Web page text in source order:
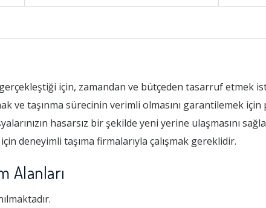
için, zamandan ve bütçeden tasarruf etmek
ve taşınma sürecinin verimli olmasını garantilemek
hasarsız bir şekilde yeni yerine ulaşmasını
deneyimli taşıma firmalarıyla çalışmak gereklidir.
Alanları